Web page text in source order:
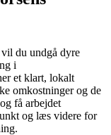
du undgå dyre
i
et klart, lokalt
omkostninger og de
få arbejdet
og læs videre for